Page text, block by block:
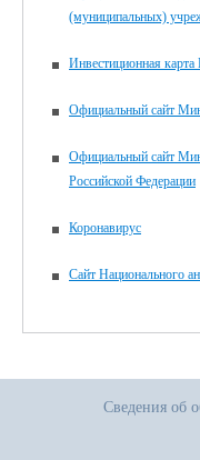
(муниципальных)
Инвестиционная
Официальный сайт
Официальный сайт
Российской Федерации
Коронавирус
Сайт Национального
Сведения об